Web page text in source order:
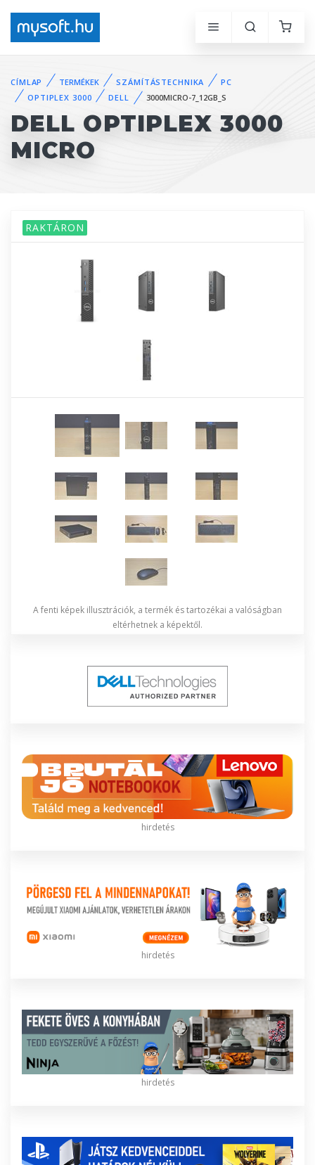
CÍMLAP TERMÉKEK SZÁMÍTÁSTECHNIKA
PC
OPTIPLEX 3000
DELL 3000MICRO-7_12GB_S
DELL OPTIPLEX 3000
MICRO
RAKTÁRON
A fenti képek illusztrációk, a termék és tartozékai a valóságban
eltérhetnek a képektől.
hirdetés
hirdetés
hirdetés